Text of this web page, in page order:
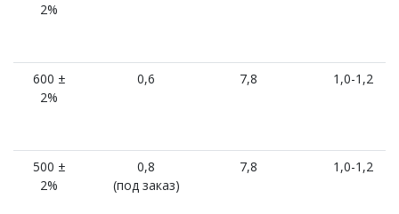
2%
600 ±
2%
0,6 7,8 1,0-1,2
500 ±
2%
0,8
(под заказ)
7,8 1,0-1,2